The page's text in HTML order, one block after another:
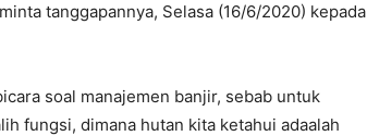
tanggapannya, Selasa (16/6/2020) kepada
soal manajemen banjir, sebab untuk
fungsi, dimana hutan kita ketahui adaalah